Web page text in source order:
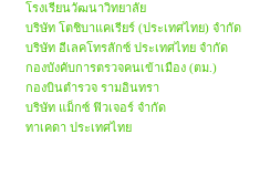
โรงเรียนวัฒนาวิทยาลัย
บริษัท โตชิบาแคเรียร์ (ประเทศไทย) จำกัด
บริษัท อีเลคโทรลักซ์ ประเทศไทย จำกัด
กองบังคับการตรวจคนเข้าเมือง (ตม.)
กองบินตำรวจ รามอินทรา
บริษัท แม็กซ์ ฟิวเจอร์ จํากัด
ทาเคดา ประเทศไทย